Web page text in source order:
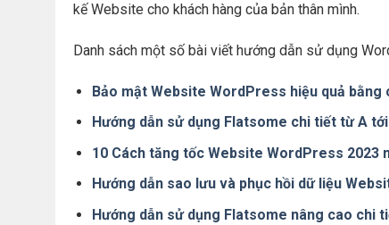
kế Website cho khách hàng của bản thân mình.
Danh sách một số bài viết hướng dẫn sử dụng
Bảo mật Website WordPress hiệu quả bằng
Hướng dẫn sử dụng Flatsome chi tiết từ A
10 Cách tăng tốc Website WordPress 2023
Hướng dẫn sao lưu và phục hồi dữ liệu
Hướng dẫn sử dụng Flatsome nâng cao chi